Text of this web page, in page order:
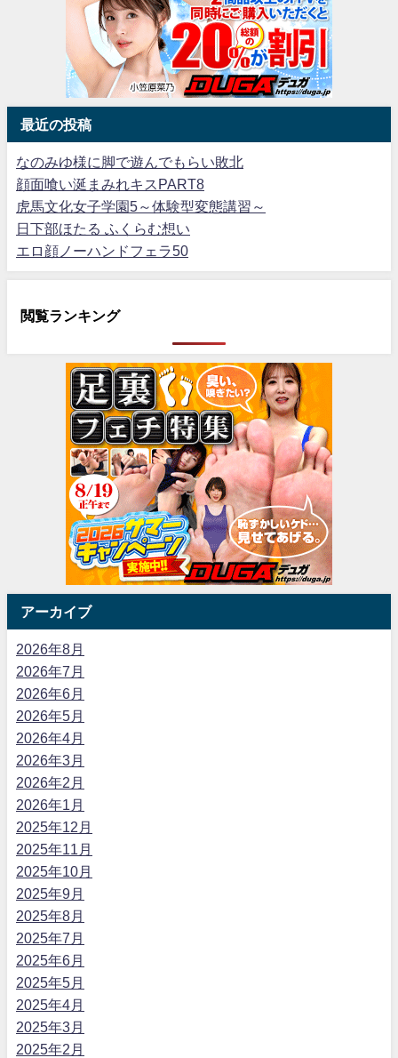
最近の投稿
なのみゆ様に脚で遊んでもらい敗北
顔面喰い涎まみれキスPART8
虎馬文化女子学園5～体験型変態講習～
日下部ほたる ふくらむ想い
エロ顔ノーハンドフェラ50
閲覧ランキング
アーカイブ
2026年8月
2026年7月
2026年6月
2026年5月
2026年4月
2026年3月
2026年2月
2026年1月
2025年12月
2025年11月
2025年10月
2025年9月
2025年8月
2025年7月
2025年6月
2025年5月
2025年4月
2025年3月
2025年2月